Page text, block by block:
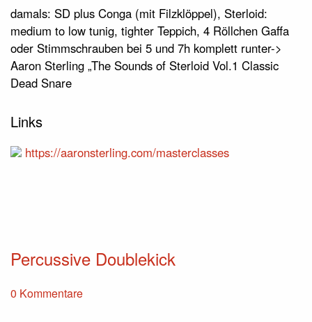
damals: SD plus Conga (mit Filzklöppel), Sterloid:
medium to low tunig, tighter Teppich, 4 Röllchen Gaffa
oder Stimmschrauben bei 5 und 7h komplett runter->
Aaron Sterling „The Sounds of Sterloid Vol.1 Classic
Dead Snare
Links
https://aaronsterling.com/masterclasses
Percussive Doublekick
0 Kommentare